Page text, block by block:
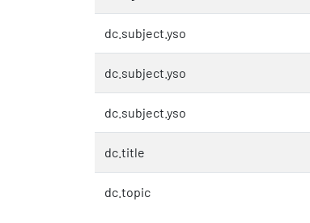
dc.subject.yso
dc.subject.yso
dc.subject.yso
dc.title
dc.topic